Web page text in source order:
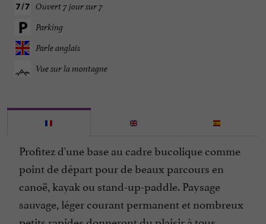
Ouvert 7 jour sur 7
Parking
Parle anglais
Vue sur la montagne
Profitez d'une base au cadre bucolique comme
point de départ pour de beaux parcours en
canoë, kayak ou stand-up-paddle. Paysage
sauvage, léger courant permanent et nombreux